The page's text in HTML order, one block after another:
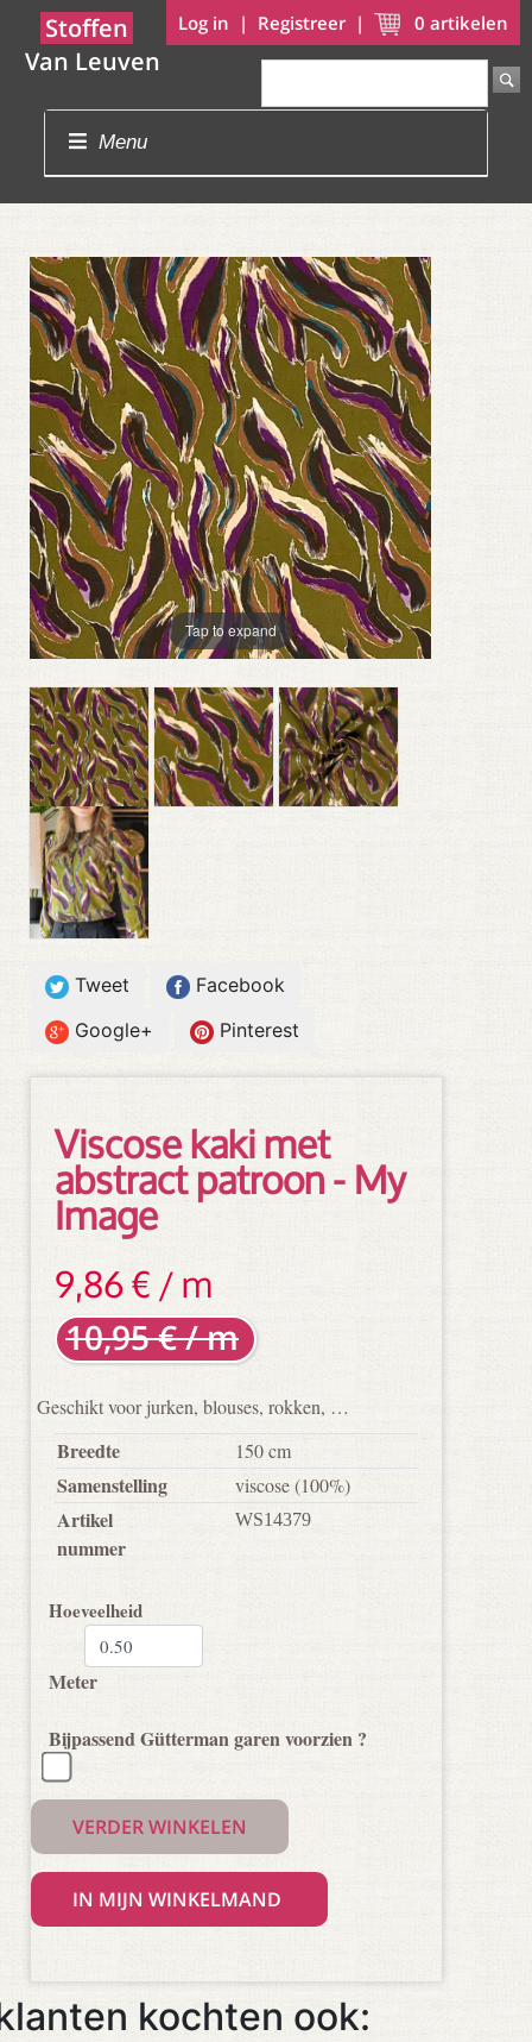
Log in | Registreer | 0 artikelen
Stoffen
Van Leuven
Menu
Tap to expand
Tweet
Facebook
Google+
Pinterest
Viscose kaki met
abstract patroon - My
Image
9,86 € / m
10,95 € / m
Geschikt voor jurken, blouses, rokken, …
Breedte 150 cm
Samenstelling viscose(100%)
Artikel
nummer
WS14379
Hoeveelheid
Meter
Bijpassend Gütterman garen voorzien ?
VERDER WINKELEN
kochten ook: